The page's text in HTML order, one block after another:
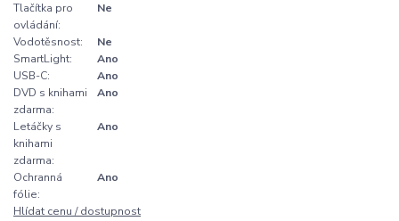
Tlačítka pro
ovládání:
Ne
Vodotěsnost:
Ne
SmartLight:
Ano
USB-C:
Ano
DVD s knihami
zdarma:
Ano
Letáčky s
knihami
zdarma:
Ano
Ochranná
fólie:
Ano
Hlídat cenu / dostupnost